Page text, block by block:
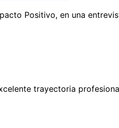
Positivo, en una
trayectoria